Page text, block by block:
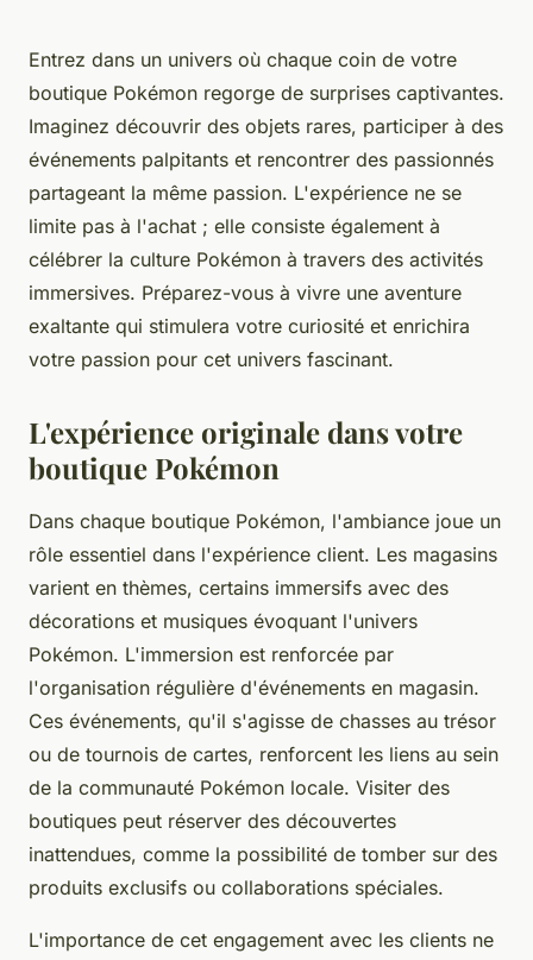
Entrez dans un univers où chaque coin de votre
boutique Pokémon regorge de surprises captivantes.
Imaginez découvrir des objets rares, participer à des
événements palpitants et rencontrer des passionnés
partageant la même passion. L'expérience ne se
limite pas à l'achat ; elle consiste également à
célébrer la culture Pokémon à travers des activités
immersives. Préparez-vous à vivre une aventure
exaltante qui stimulera votre curiosité et enrichira
votre passion pour cet univers fascinant.
L'expérience originale dans votre
boutique Pokémon
Dans chaque boutique Pokémon, l'ambiance joue un
rôle essentiel dans l'expérience client. Les magasins
varient en thèmes, certains immersifs avec des
décorations et musiques évoquant l'univers
Pokémon. L'immersion est renforcée par
l'organisation régulière d'événements en magasin.
Ces événements, qu'il s'agisse de chasses au trésor
ou de tournois de cartes, renforcent les liens au sein
de la communauté Pokémon locale. Visiter des
boutiques peut réserver des découvertes
inattendues, comme la possibilité de tomber sur des
produits exclusifs ou collaborations spéciales.
L'importance de cet engagement avec les clients ne